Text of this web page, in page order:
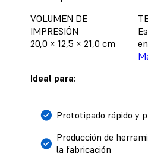
VOLUMEN DE
IMPRESIÓN
20,0 × 12,5 × 21,0 cm
Ideal para:
Prototipado rápido y
Producción de
la fabricación